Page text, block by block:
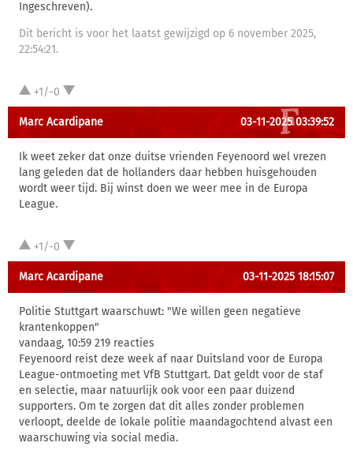
Ingeschreven).
Dit bericht is voor het laatst gewijzigd op 6 november 2025,
22:54:21.
+1/-0
Marc Acardipane 03-11-2025 03:39:52
Ik weet zeker dat onze duitse vrienden Feyenoord wel vrezen
lang geleden dat de hollanders daar hebben huisgehouden
wordt weer tijd. Bij winst doen we weer mee in de Europa
League.
+1/-0
Marc Acardipane 03-11-2025 18:15:07
Politie Stuttgart waarschuwt: "We willen geen negatieve
krantenkoppen"
vandaag, 10:59 219 reacties
Feyenoord reist deze week af naar Duitsland voor de Europa
League-ontmoeting met VfB Stuttgart. Dat geldt voor de staf
en selectie, maar natuurlijk ook voor een paar duizend
supporters. Om te zorgen dat dit alles zonder problemen
verloopt, deelde de lokale politie maandagochtend alvast een
waarschuwing via social media.